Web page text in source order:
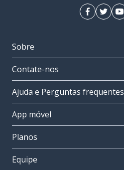
Sobre
Contate-nos
Ajuda e Perguntas frequentes
App móvel
Planos
Equipe